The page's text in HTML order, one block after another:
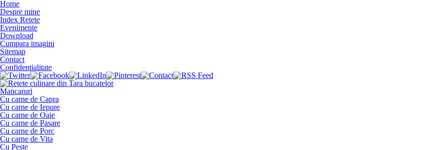
Home
Despre mine
Index Retete
Evenimente
Download
Cumpara imagini
Sitemap
Contact
Confidentialitate
Mancaruri
Cu carne de Capra
Cu carne de Iepure
Cu carne de Oaie
Cu carne de Pasare
Cu carne de Porc
Cu carne de Vita
Cu Peste